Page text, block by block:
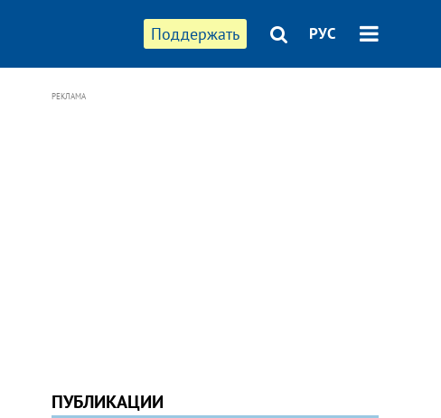
Поддержать РУС
РЕКЛАМА
ПУБЛИКАЦИИ